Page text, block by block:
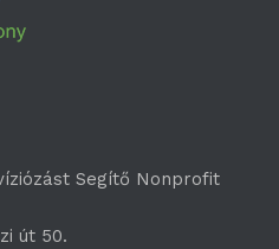
Segítő Nonprofit
út 50.